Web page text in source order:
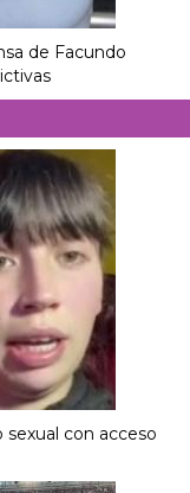
de Facundo
con acceso